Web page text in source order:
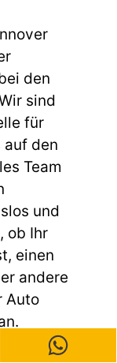
den
sind
für
auf den
Team
und
ob Ihr
einen
andere
Auto
im